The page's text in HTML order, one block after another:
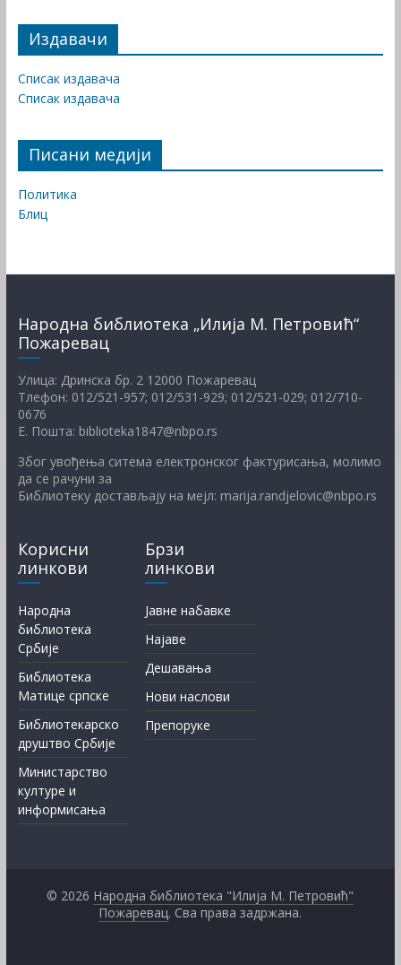
Издавачи
Списак издавача
Списак издавача
Писани медији
Политика
Блиц
Народна библиотека „Илија М. Петровић“
Пожаревац
Улица: Дринска бр. 2 12000 Пожаревац
Тлефон: 012/521-957; 012/531-929; 012/521-029; 012/710-
0676
Е. Пошта: biblioteka1847@nbpo.rs
Због увођења ситема електронског фактурисања, молимо
да се рачуни за
Библиотеку достављају на мејл: marija.randjelovic@nbpo.rs
Корисни
линкови
Народна
библиотека
Србије
Библиотека
Матице српске
Библиотекарско
друштво Србије
Министарство
културе и
информисања
Брзи
линкови
Јавне набавке
Најаве
Дешавања
Нови наслови
Препоруке
© 2026 Народна библиотека "Илија М. Петровић"
Пожаревац. Сва права задржана.